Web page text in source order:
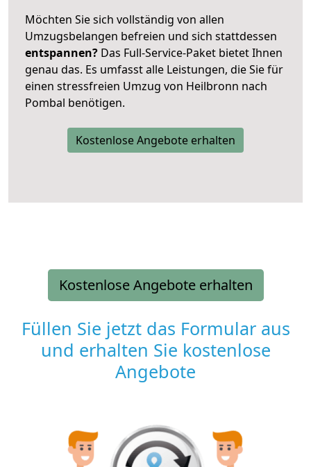
Möchten Sie sich vollständig von allen
Umzugsbelangen befreien und sich stattdessen
entspannen? Das Full-Service-Paket bietet Ihnen
genau das. Es umfasst alle Leistungen, die Sie für
einen stressfreien Umzug von Heilbronn nach
Pombal benötigen.
Kostenlose Angebote erhalten
Kostenlose Angebote erhalten
Füllen Sie jetzt das Formular aus
und erhalten Sie kostenlose
Angebote